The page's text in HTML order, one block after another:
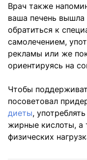
Врач также
ваша печень
обратиться к
самолечением,
рекламы или же
ориентируясь на
Чтобы
посоветовал
диеты, употреблять
жирные кислоты, а
физических